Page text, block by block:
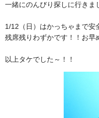
一緒にのんびり探しに行きま
1/12（日）はかっちゃまで安
残席残りわずかです！！お早
以上タケでした～！！